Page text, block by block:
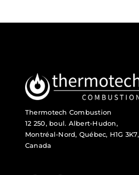
Thermotech Combustion
12 250, boul. Albert-Hudon,
Montréal-Nord, Québec, H1G 3K7,
Canada